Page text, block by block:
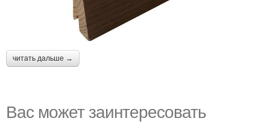
читать дальше →
Вас может заинтересовать